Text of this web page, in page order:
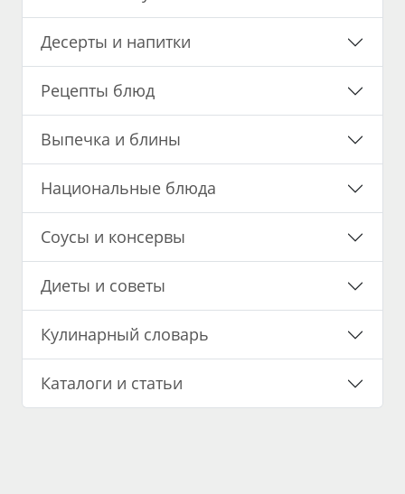
Десерты и напитки
Рецепты блюд
Выпечка и блины
Национальные блюда
Соусы и консервы
Диеты и советы
Кулинарный словарь
Каталоги и статьи